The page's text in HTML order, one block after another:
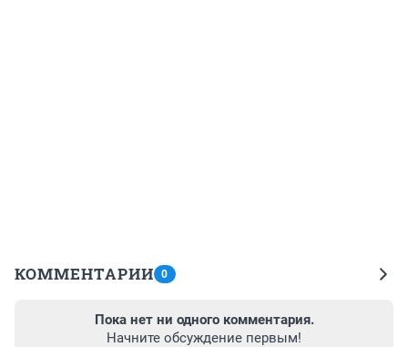
КОММЕНТАРИИ 0
Пока нет ни одного комментария.
Начните обсуждение первым!